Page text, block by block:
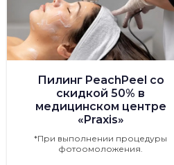
Пилинг PeachPeel со
скидкой 50% в
медицинском центре
«Praxis»
*При выполнении процедуры
фотоомоложения.